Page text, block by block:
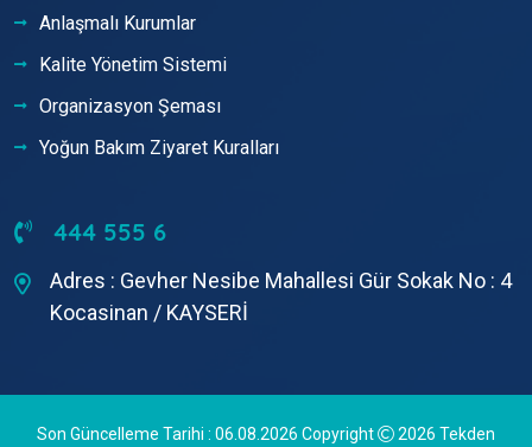
Anlaşmalı Kurumlar
Kalite Yönetim Sistemi
Organizasyon Şeması
Yoğun Bakım Ziyaret Kuralları
444 555 6
Adres : Gevher Nesibe Mahallesi Gür Sokak No : 4
Kocasinan / KAYSERİ
Son Güncelleme Tarihi : 06.08.2026 Copyright 2026 Tekden